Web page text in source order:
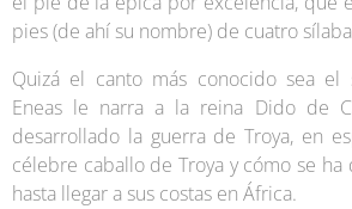
pies (de ahí su nombre) de cuatro
Quizá el canto más conocido sea
Eneas le narra a la reina Dido de
desarrollado la guerra de Troya, en
célebre caballo de Troya y cómo se ha
hasta llegar a sus costas en África.